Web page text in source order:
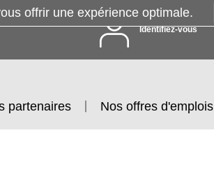
Identifiez-vous
partenaires Nos offres d'emplois
offrir une expérience optimale.